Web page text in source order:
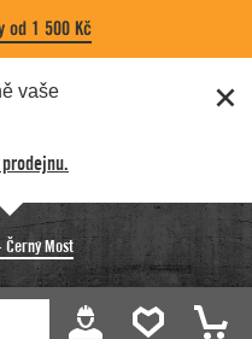
od 1 500 Kč
vaše
Černý Most